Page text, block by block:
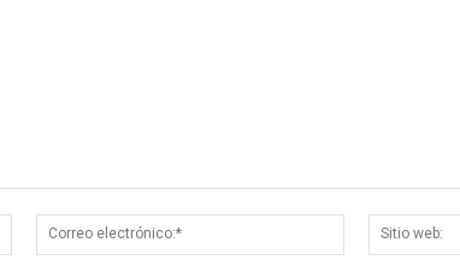
Nombre:*
Correo
electrónico:*